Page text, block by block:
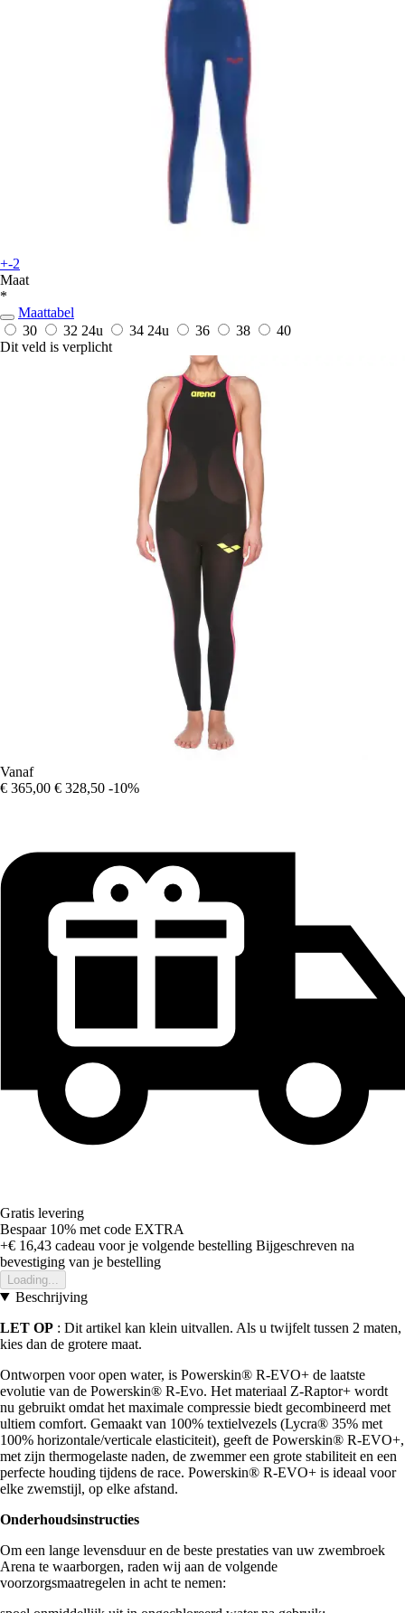
+-2
Maat
*
Maattabel
30
32 24u 34 24u 36 38
40
Dit veld is verplicht
Vanaf
€ 365,00 € 328,50 -10%
Gratis levering
Bespaar 10% met code EXTRA
+€ 16,43 cadeau voor je volgende bestelling Bijgeschreven na
bevestiging van je bestelling
Loading...
Beschrijving
LET OP : Dit artikel kan klein uitvallen. Als u twijfelt tussen 2 maten,
kies dan de grotere maat.
Ontworpen voor open water, is Powerskin® R-EVO+ de laatste
evolutie van de Powerskin® R-Evo. Het materiaal Z-Raptor+ wordt
nu gebruikt omdat het maximale compressie biedt gecombineerd met
ultiem comfort. Gemaakt van 100% textielvezels (Lycra® 35% met
100% horizontale/verticale elasticiteit), geeft de Powerskin® R-EVO+,
met zijn thermogelaste naden, de zwemmer een grote stabiliteit en een
perfecte houding tijdens de race. Powerskin® R-EVO+ is ideaal voor
elke zwemstijl, op elke afstand.
Onderhoudsinstructies
Om een lange levensduur en de beste prestaties van uw zwembroek
Arena te waarborgen, raden wij aan de volgende
voorzorgsmaatregelen in acht te nemen: